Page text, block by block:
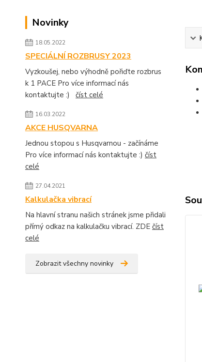
Novinky
18.05.2022
SPECIÁLNÍ ROZBRUSY 2023
Vyzkoušej, nebo výhodně pořiďte rozbrus
k 1 PACE Pro více informací nás
kontaktujte :) číst celé
16.03.2022
AKCE HUSQVARNA
Jednou stopou s Husqvarnou - začínáme
Pro více informací nás kontaktujte :) číst
celé
27.04.2021
Kalkulačka vibrací
Na hlavní stranu našich stránek jsme přidali
přímý odkaz na kalkulačku vibrací. ZDE číst
celé
Zobrazit všechny novinky